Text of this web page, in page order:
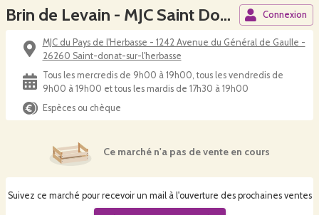
Brin de Levain - MJC Saint Donat Connexion
MJC du Pays de l'Herbasse - 1242 Avenue du Général de Gaulle -
26260 Saint-donat-sur-l'herbasse
Tous les mercredis de 9h00 à 19h00, tous les vendredis de
9h00 à 19h00 et tous les mardis de 17h30 à 19h00
Espèces ou chèque
Ce marché n'a pas de vente en cours
Suivez ce marché pour recevoir un mail à l'ouverture des prochaines ventes